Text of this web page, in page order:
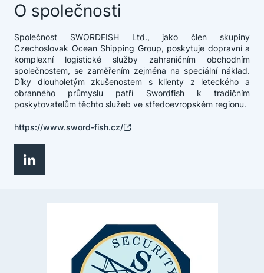
O společnosti
Společnost SWORDFISH Ltd., jako člen skupiny
Czechoslovak Ocean Shipping Group, poskytuje dopravní a
komplexní logistické služby zahraničním obchodním
společnostem, se zaměřením zejména na speciální náklad.
Díky dlouholetým zkušenostem s klienty z leteckého a
obranného průmyslu patří Swordfish k tradičním
poskytovatelům těchto služeb ve středoevropském regionu.
https://www.sword-fish.cz/